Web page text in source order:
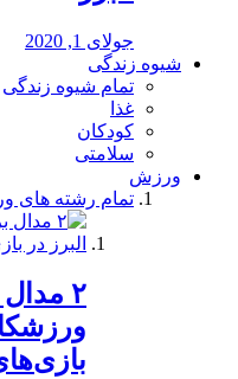
جولای 1, 2020
شیوه زندگی
تمام شیوه زندگی
غذا
کودکان
سلامتی
ورزش
تمام رشته های